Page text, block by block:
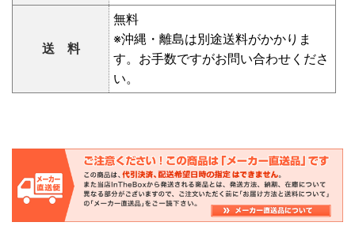
送 料
無料
※沖縄・離島は別途送料がかかりま
す。お手数ですがお問い合わせくださ
い。